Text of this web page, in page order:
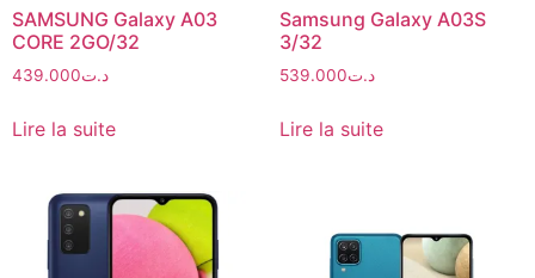
SAMSUNG Galaxy A03
CORE 2GO/32
د.ت439.000
Lire la suite
Samsung Galaxy A03S
3/32
د.ت539.000
Lire la suite